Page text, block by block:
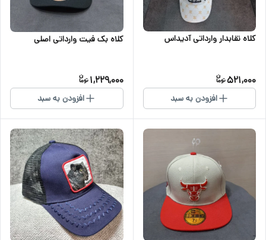
کلاه نقابدار وارداتی آدیداس
521,000
افزودن به سبد
کلاه بک فیت وارداتی اصلی
1,229,000
افزودن به سبد